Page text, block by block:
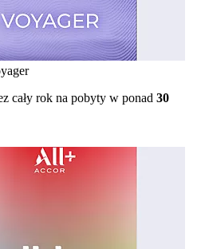
cały rok na pobyty w ponad 30